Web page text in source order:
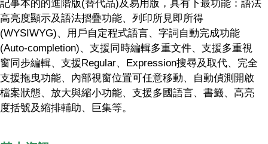
記事本的的進階版(替代品)及易用版，具有下最功能：語法
高亮度顯示及語法摺疊功能、列印所見即所得
(WYSIWYG)、用戶自定程式語言、字詞自動完成功能
(Auto-completion)、支援同時編輯多重文件、支援多重視
窗同步編輯、支援Regular、Expression搜尋及取代、完全
支援拖曳功能、內部視窗位置可任意移動、自動偵測開啟
檔案狀態、放大與縮小功能、支援多國語言、書籤、高亮
度括號及縮排輔助、巨集等。